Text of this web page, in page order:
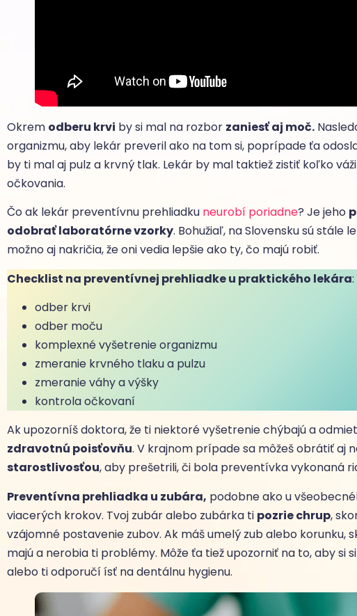
Okrem odberu krvi by si mal na rozbor zaniesť aj moč.
organizmu, aby lekár preveril ako na tom si, poprípade ťa
by ti mal aj pulz a krvný tlak. Lekár by mal taktiež zistiť koľko
očkovania.
Čo ak lekár preventívnu prehliadku neurobí poriadne? Je jeho
odobrať laboratórne vzorky. Bohužiaľ, na Slovensku sú
možno aj nakričia, že oni vedia lepšie ako ty, čo majú robiť.
Checklist na preventívnej prehliadke u praktického lekára:
odber krvi
odber moču
komplexné vyšetrenie organizmu
zmeranie krvného tlaku a pulzu
zmeranie váhy a výšky
kontrola očkovaní
Ak upozorníš doktora, že ti niektoré vyšetrenie chýbajú a
zdravotnú poisťovňu. V krajnom prípade sa môžeš obrátiť aj
starostlivosťou, aby prešetrili, či bola preventívka vykonaná
Preventívna prehliadka u zubára, podobne ako u
viacerých krokov. Tvoj zubár alebo zubárka ti pozrie chrup,
vzájomné postavenie zubov. Ak máš umelý zub alebo korunku,
majú a nerobia ti problémy. Môže ťa tiež upozorniť na to, aby si si
alebo ti odporučí ísť na dentálnu hygienu.